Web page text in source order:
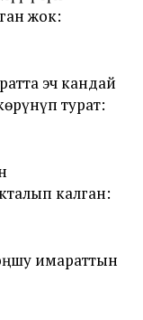
жок:
эч кандай
турат:
калган:
имараттын